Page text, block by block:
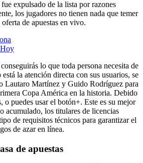
expulsado de la lista por razones
los jugadores no tienen nada que temer
de apuestas en vivo.
Hoy
lo que toda persona necesita de
la atención directa con sus usuarios, se
Lautaro Martínez y Guido Rodríguez para
Copa América en la historia. Debido
o puedes usar el botón+. Este es su mejor
acumulado, los titulares de licencias
de requisitos técnicos para garantizar el
de azar en línea.
de apuestas